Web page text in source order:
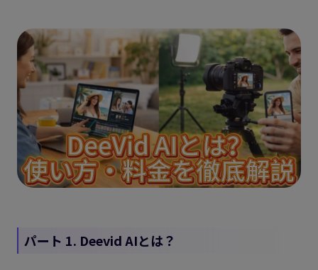
パート 1. Deevid AIとは？